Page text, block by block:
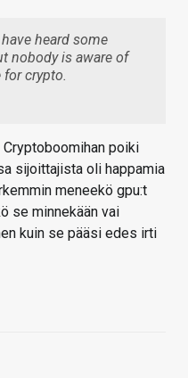
heard some
nobody is aware of
crypto.
poiki
sijoittajista oli happamia
meneekö gpu:t
se minnekään vai
kuin se pääsi edes irti